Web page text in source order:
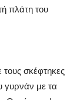
πλάτη του
σκέφτηκες
γυρνάν µε τα